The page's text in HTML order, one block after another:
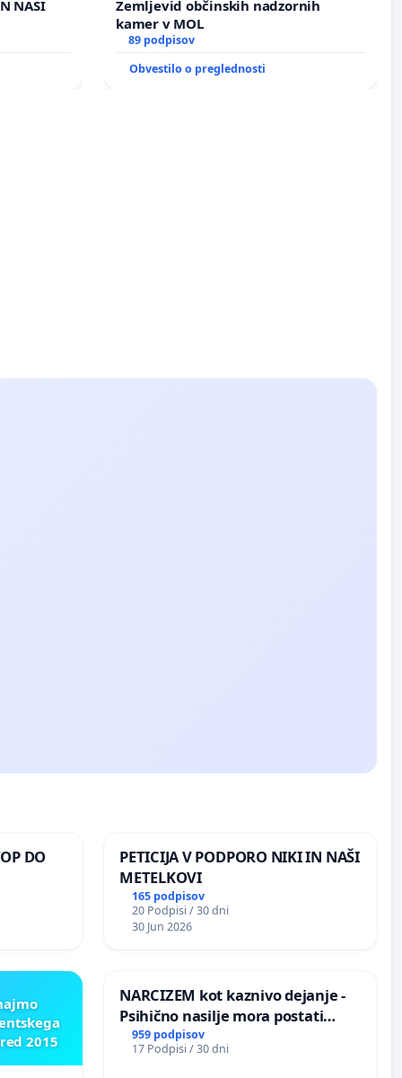
NAŠI
Zemljevid občinskih nadzornih
kamer v MOL
89 podpisov
Obvestilo o preglednosti
DO
PETICIJA V PODPORO NIKI IN NAŠI
METELKOVI
165 podpisov
20 Podpisi / 30 dni
30 Jun 2026
2015
NARCIZEM kot kaznivo dejanje -
Psihično nasilje mora postati
enako prepoznano kot fizično
nasilje
959 podpisov
17 Podpisi / 30 dni